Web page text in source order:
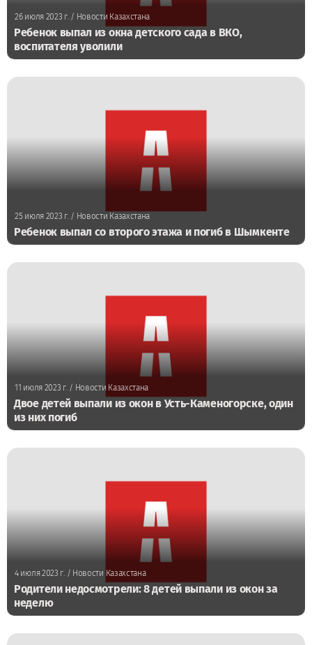
26 июля 2023 г./ Новости Казахстана
Ребенок выпал из окна детского сада в ВКО,
воспитателя уволили
25 июля 2023 г./ Новости Казахстана
Ребенок выпал со второго этажа и погиб в Шымкенте
11 июля 2023 г./ Новости Казахстана
Двое детей выпали из окон в Усть-Каменогорске, один
из них погиб
4 июля 2023 г. / Новости Казахстана
Родители недосмотрели: 8 детей выпали из окон за
неделю